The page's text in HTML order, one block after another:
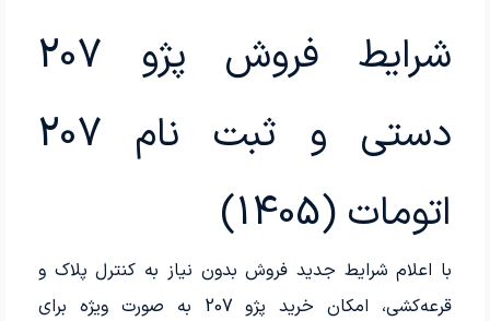
شرایط فروش پژو 207
دستی و ثبت نام 207
اتومات (1405)
با اعلام شرایط جدید فروش بدون نیاز به کنترل پلاک و
قرعه‌کشی، امکان خرید پژو 207 به صورت ویژه برای